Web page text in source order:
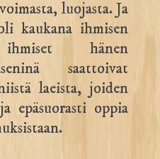
luojasta. Ja
kaukana ihmisen
ihmiset hänen
saattoivat
laeista, joiden
epäsuorasti oppia